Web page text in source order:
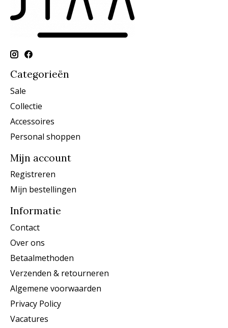
Categorieën
Sale
Collectie
Accessoires
Personal shoppen
Mijn account
Registreren
Mijn bestellingen
Informatie
Contact
Over ons
Betaalmethoden
Verzenden & retourneren
Algemene voorwaarden
Privacy Policy
Vacatures